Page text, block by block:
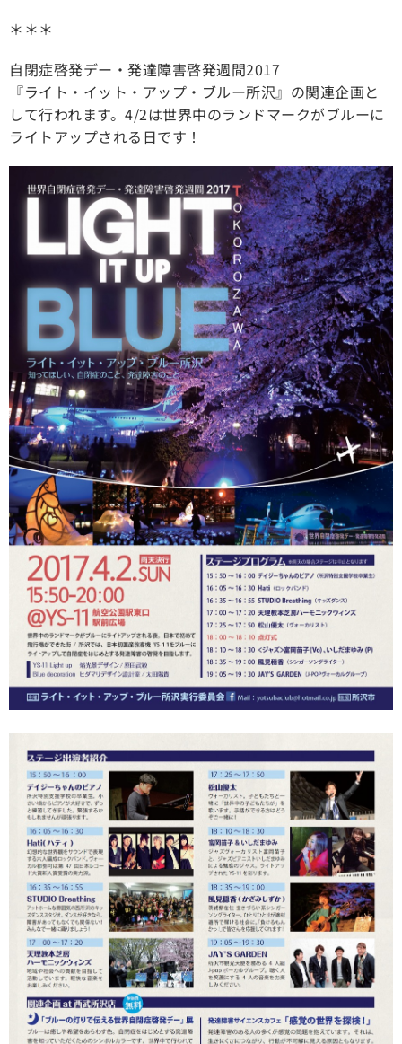
＊＊＊
自閉症啓発デー・発達障害啓発週間2017
『ライト・イット・アップ・ブルー所沢』の関連企画と
して行われます。4/2は世界中のランドマークがブルーに
ライトアップされる日です！